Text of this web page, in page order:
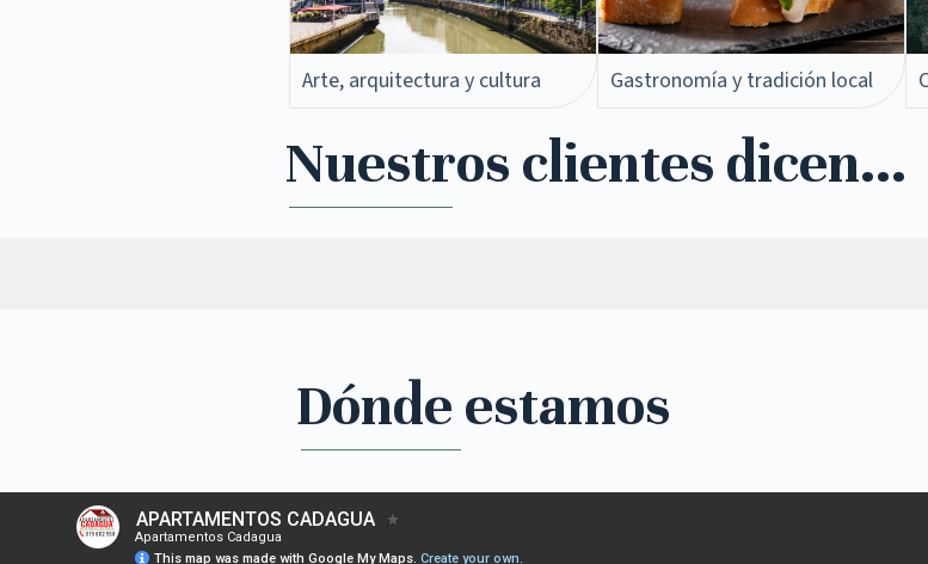
Arte, arquitectura y cultura Gastronomía y tradición local
Nuestros clientes dicen...
Dónde estamos